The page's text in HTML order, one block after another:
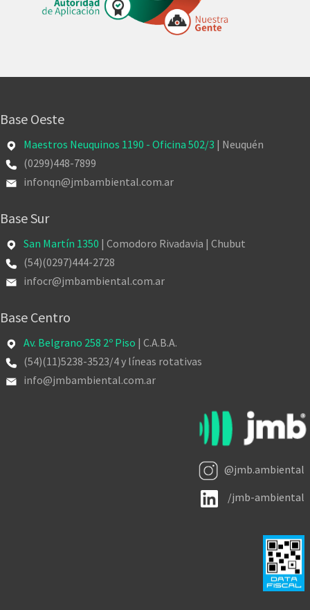
Base Oeste
Maestros Neuquinos 1190 - Oficina 502/3 | Neuquén
(0299)448-7899
infonqn@jmbambiental.com.ar
Base Sur
San Martín 1350 | Comodoro Rivadavia | Chubut
(54)(0297)444-2728
infocr@jmbambiental.com.ar
Base Centro
Av. Belgrano 258 2º Piso | C.A.B.A.
(54)(11)5238-3523/4 y líneas rotativas
info@jmbambiental.com.ar
@jmb.ambiental
/jmb-ambiental